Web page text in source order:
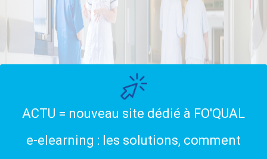
ACTU = nouveau site dédié à FO'QUAL
e-elearning : les solutions, comment